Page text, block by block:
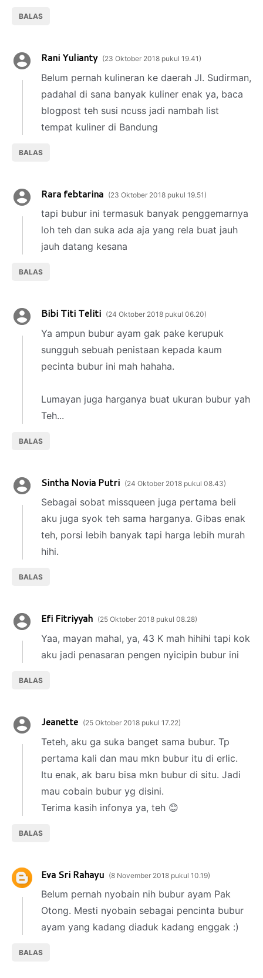
BALAS
Rani Yulianty 23 Oktober 2018 pukul 19.41
Belum pernah kulineran ke daerah Jl. Sudirman,
padahal di sana banyak kuliner enak ya, baca
blogpost teh susi ncuss jadi nambah list
tempat kuliner di Bandung
BALAS
Rara febtarina 23 Oktober 2018 pukul 19.51
tapi bubur ini termasuk banyak penggemarnya
loh teh dan suka ada aja yang rela buat jauh
jauh datang kesana
BALAS
Bibi Titi Teliti 24 Oktober 2018 pukul 06.20
Ya ampun bubur ayam gak pake kerupuk
sungguh sebuah penistaan kepada kaum
pecinta bubur ini mah hahaha.
Lumayan juga harganya buat ukuran bubur yah
Teh...
BALAS
Sintha Novia Putri 24 Oktober 2018 pukul 08.43
Sebagai sobat missqueen juga pertama beli
aku juga syok teh sama harganya. Gibas enak
teh, porsi lebih banyak tapi harga lebih murah
hihi.
BALAS
Efi Fitriyyah 25 Oktober 2018 pukul 08.28
Yaa, mayan mahal, ya, 43 K mah hihihi tapi kok
aku jadi penasaran pengen nyicipin bubur ini
BALAS
Jeanette 25 Oktober 2018 pukul 17.22
Teteh, aku ga suka banget sama bubur. Tp
pertama kali dan mau mkn bubur itu di erlic.
Itu enak, ak baru bisa mkn bubur di situ. Jadi
mau cobain bubur yg disini.
Terima kasih infonya ya, teh 😊
BALAS
Eva Sri Rahayu 8 November 2018 pukul 10.19
Belum pernah nyobain nih bubur ayam Pak
Otong. Mesti nyobain sebagai pencinta bubur
ayam yang kadang diaduk kadang enggak :)
BALAS